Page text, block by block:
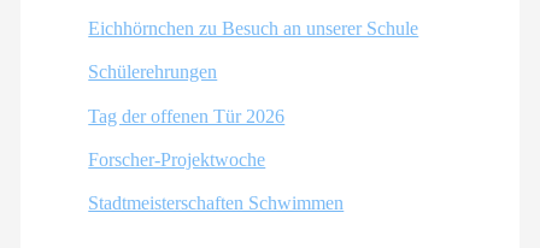
Eichhörnchen zu Besuch an unserer Schule
Schülerehrungen
Tag der offenen Tür 2026
Forscher-Projektwoche
Stadtmeisterschaften Schwimmen